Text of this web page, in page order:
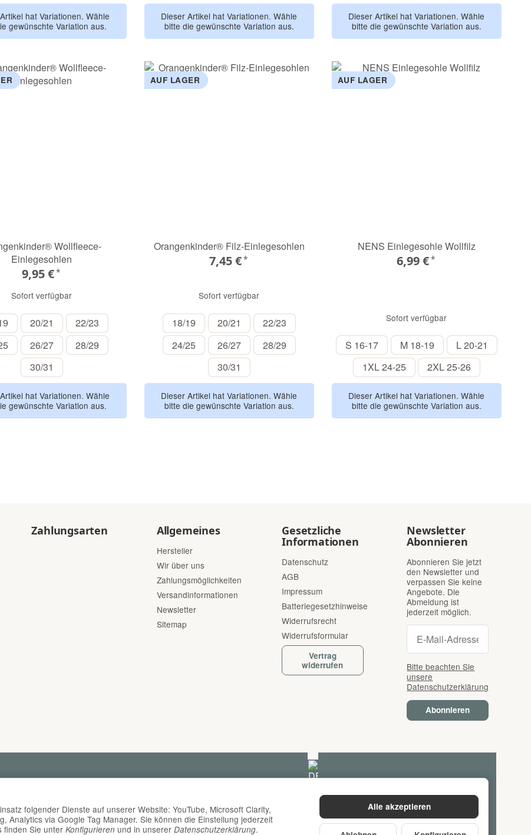
hat Variationen. Wähle
gewünschte Variation aus.
Dieser Artikel hat Variationen. Wähle
bitte die gewünschte Variation aus.
Dieser Artikel hat Variationen. Wähle
bitte die gewünschte Variation aus.
Wollfleece-
Einlegesohlen
9,95 €*
Sofort verfügbar
18/1920/21 20/2122/2322/23
24/2526/2726/2728/2928/29
30/31
hat Variationen. Wähle
gewünschte Variation aus.
AUF LAGER
Orangenkinder® Filz-Einlegesohlen
7,45 €*
Sofort verfügbar
18/19 18/1920/21 20/2122/2322/23
24/2524/2526/2726/2728/2928/29
30/31
Dieser Artikel hat Variationen. Wähle
bitte die gewünschte Variation aus.
AUF LAGER
NENS Einlegesohle Wollfilz
6,99 €*
Sofort verfügbar
S 16-17S 16-17M 18-19M 18-19L 20-21
1XL 24-251XL 24-252XL 25-262XL 25-26
Dieser Artikel hat Variationen. Wähle
bitte die gewünschte Variation aus.
Zahlungsarten Allgemeines
Hersteller
Wir über uns
Zahlungsmöglichkeiten
Versandinformationen
Newsletter
Sitemap
Gesetzliche
Informationen
Datenschutz
AGB
Impressum
Batteriegesetzhinweise
Widerrufsrecht
Widerrufsformular
Vertrag
widerrufen
Newsletter
Abonnieren
Abonnieren Sie jetzt
den Newsletter und
verpassen Sie keine
Angebote. Die
Abmeldung ist
jederzeit möglich.
Newsletter
Newsletter Abonnieren
Bitte beachten Sie
unsere
Datenschutzerklärung
Abonnieren
Alle akzeptieren
folgender Dienste auf unserer Website: YouTube, Microsoft Clarity,
Analytics via Google Tag Manager. Sie können die Einstellung jederzeit
finden Sie unter Konfigurieren und in unserer Datenschutzerklärung.